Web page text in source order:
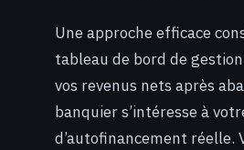
Une approche efficace
tableau de bord de
vos revenus nets après
banquier s’intéresse à
d’autofinancement réelle.